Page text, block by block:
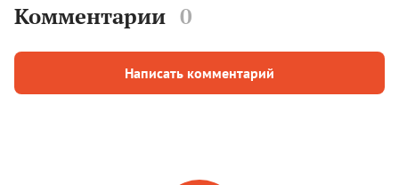
Комментарии 0
Написать комментарий